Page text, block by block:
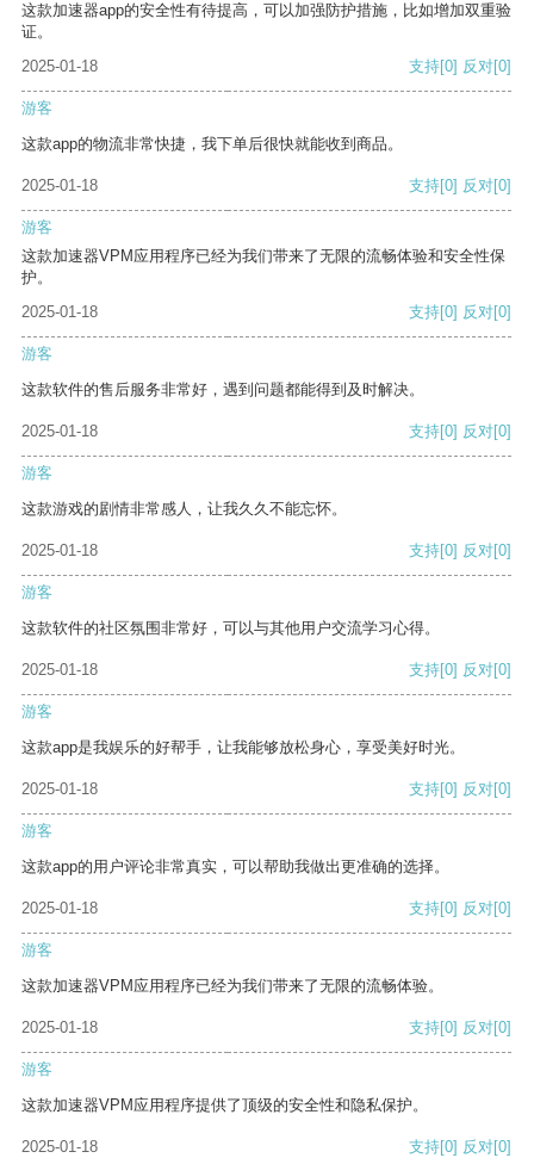
这款加速器app的安全性有待提高，可以加强防护措施，比如增加双重验
证。
2025-01-18
支持[0] 反对[0]
游客
这款app的物流非常快捷，我下单后很快就能收到商品。
2025-01-18 支持[0] 反对[0]
游客
这款加速器VPM应用程序已经为我们带来了无限的流畅体验和安全性保
护。
2025-01-18
支持[0] 反对[0]
游客
这款软件的售后服务非常好，遇到问题都能得到及时解决。
2025-01-18 支持[0] 反对[0]
游客
这款游戏的剧情非常感人，让我久久不能忘怀。
2025-01-18 支持[0] 反对[0]
游客
这款软件的社区氛围非常好，可以与其他用户交流学习心得。
2025-01-18 支持[0] 反对[0]
游客
这款app是我娱乐的好帮手，让我能够放松身心，享受美好时光。
2025-01-18 支持[0] 反对[0]
游客
这款app的用户评论非常真实，可以帮助我做出更准确的选择。
2025-01-18 支持[0] 反对[0]
游客
这款加速器VPM应用程序已经为我们带来了无限的流畅体验。
2025-01-18 支持[0] 反对[0]
游客
这款加速器VPM应用程序提供了顶级的安全性和隐私保护。
2025-01-18 支持[0] 反对[0]